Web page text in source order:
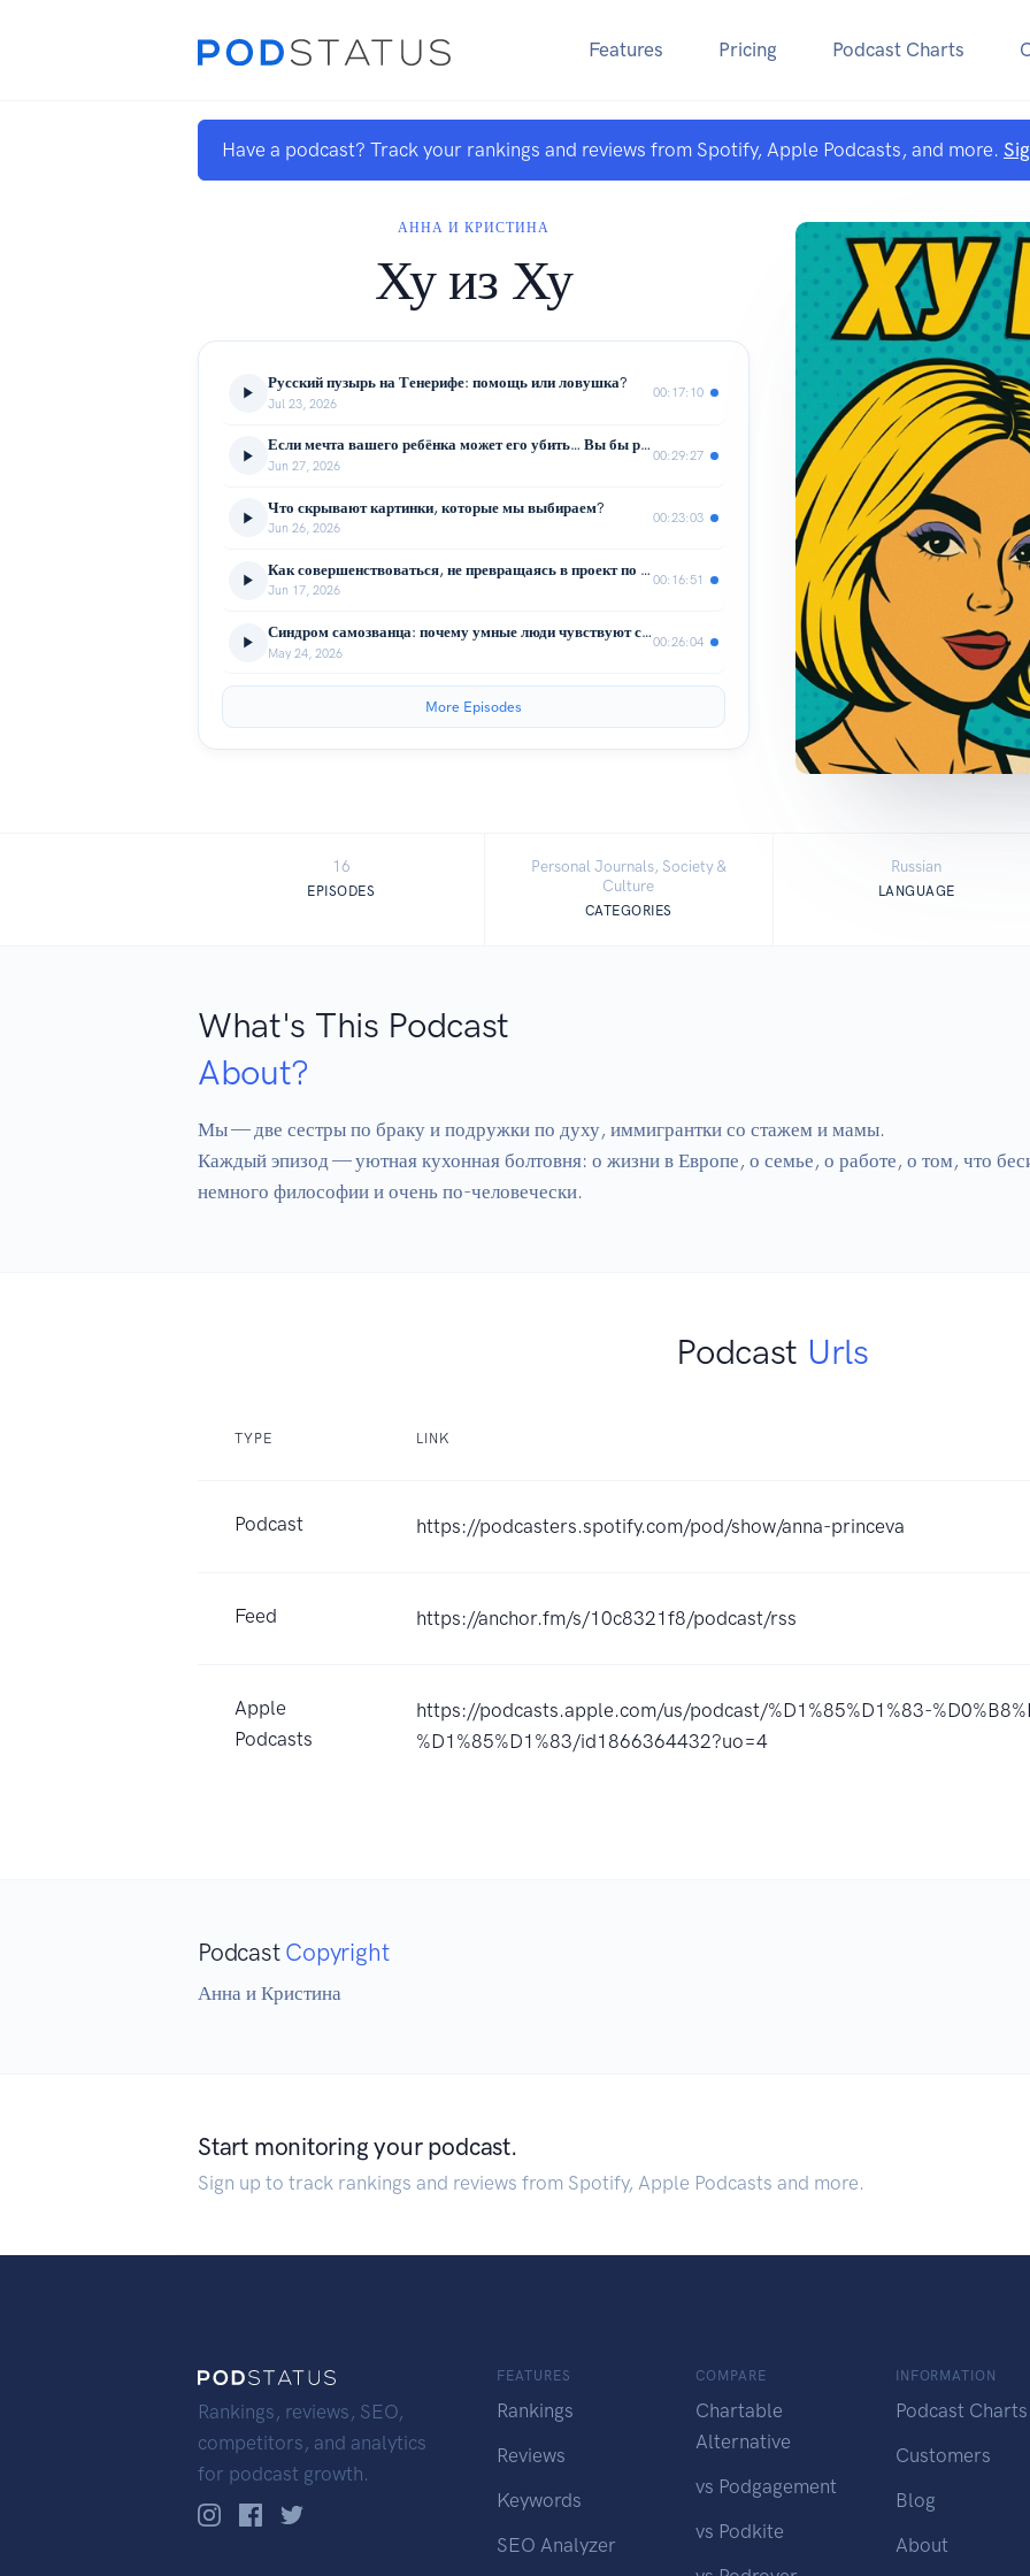
Features Pricing Podcast Charts
Have a podcast? Track your rankings and reviews from Spotify, Apple Podcasts, and more.
АННА И КРИСТИНА
Ху из Ху
Русский пузырь на Тенерифе: помощь или ловушка?
Jul 23, 2026
00:17:10
Если мечта вашего ребёнка может его убить… Вы бы разрешили?
Jun 27, 2026
00:29:27
Что скрывают картинки, которые мы выбираем?
Jun 26, 2026
00:23:03
Как совершенствоваться, не превращаясь в проект по самоспасению
Jun 17, 2026
00:16:51
Синдром самозванца: почему умные люди чувствуют себя “недостаточно хорошими”
May 24, 2026
00:26:04
More Episodes
16
EPISODES
Personal Journals, Society &
Culture
CATEGORIES
Russian
LANGUAGE
What's This Podcast
About?
Мы — две сестры по браку и подружки по духу, иммигрантки со стажем и мамы.
Каждый эпизод — уютная кухонная болтовня: о жизни в Европе, о семье, о работе, о том, что
немного философии и очень по-человечески.
Podcast Urls
TYPE LINK
Podcast https://podcasters.spotify.com/pod/show/anna-princeva
Feed https://anchor.fm/s/10c8321f8/podcast/rss
Apple
Podcasts
https://podcasts.apple.com/us/podcast/%D1%85%D1%83-
%D1%85%D1%83/id1866364432?uo=4
Podcast Copyright
Анна и Кристина
Start monitoring your podcast.
Sign up to track rankings and reviews from Spotify, Apple Podcasts and more.
Rankings, reviews, SEO,
competitors, and analytics
for podcast growth.
FEATURES
Rankings
Reviews
Keywords
SEO Analyzer
COMPARE
Chartable
Alternative
vs Podgagement
vs Podkite
INFORMATION
Podcast Charts
Customers
Blog
About